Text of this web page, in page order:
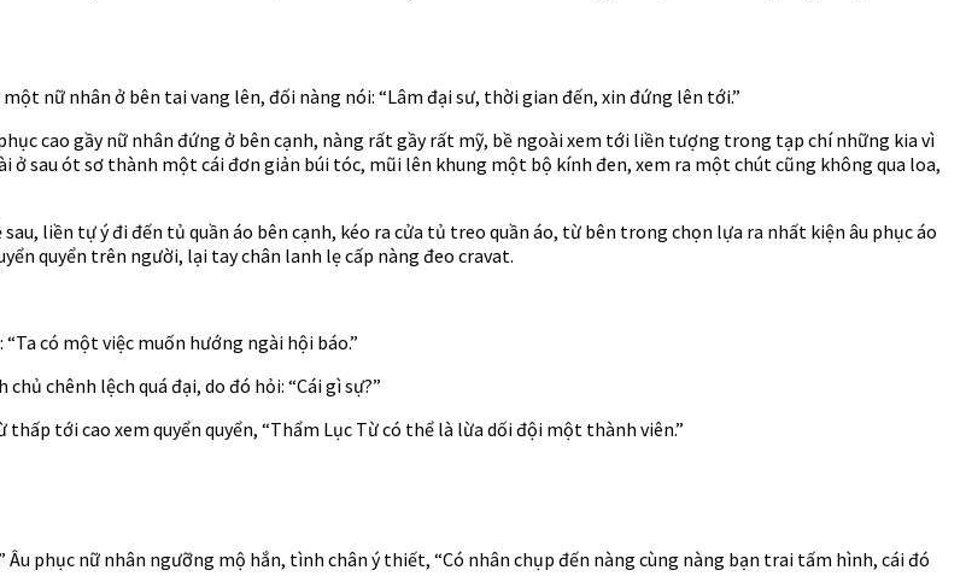
nữ nhân ở bên tai vang lên, đối nàng nói: “Lâm đại sư, thời gian đến, xin đứng lên tới.”
cao gầy nữ nhân đứng ở bên cạnh, nàng rất gầy rất mỹ, bề ngoài xem tới liền tượng trong tạp chí những kia vì
sau ót sơ thành một cái đơn giản búi tóc, mũi lên khung một bộ kính đen, xem ra một chút cũng không qua loa,
liền tự ý đi đến tủ quần áo bên cạnh, kéo ra cửa tủ treo quần áo, từ bên trong chọn lựa ra nhất kiện âu phục áo
quyển trên người, lại tay chân lanh lẹ cấp nàng đeo cravat.
có một việc muốn hướng ngài hội báo.”
chênh lệch quá đại, do đó hỏi: “Cái gì sự?”
tới cao xem quyển quyển, “Thẩm Lục Từ có thể là lừa dối đội một thành viên.”
phục nữ nhân ngưỡng mộ hắn, tình chân ý thiết, “Có nhân chụp đến nàng cùng nàng bạn trai tấm hình, cái đó